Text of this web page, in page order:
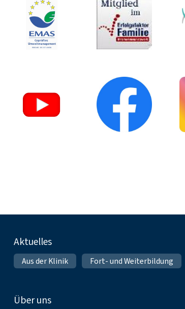
Fußnavigation
Aktuelles
Aus der Klinik Fort- und Weiterbildung
Über uns